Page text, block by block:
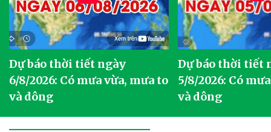
Dự báo thời tiết ngày
6/8/2026: Có mưa vừa, mưa to
và dông
Dự báo thời tiết
5/8/2026: Có
và dông